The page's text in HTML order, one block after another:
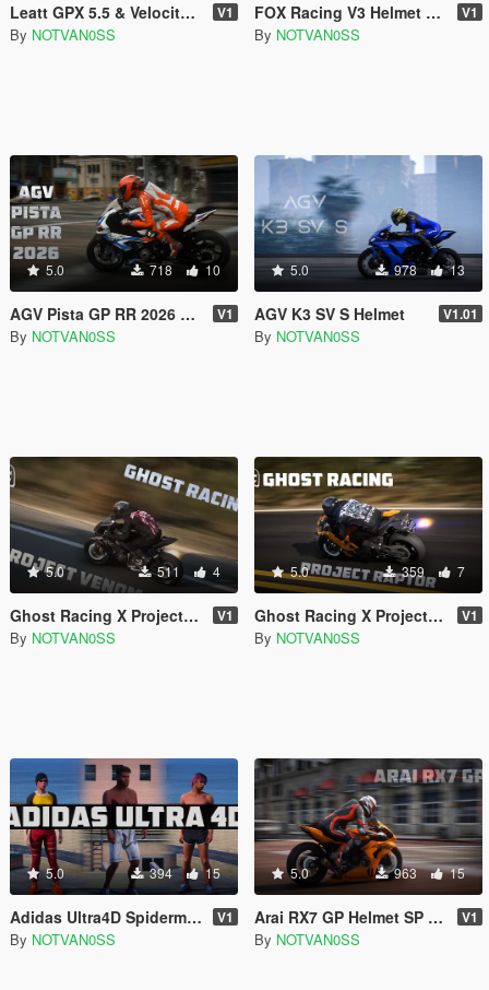
Leatt GPX 5.5 & Velocity 5.5 Helmet MP & SP V1
By NOTVAN0SS
FOX Racing V3 Helmet & 100% RC Goggles for MP & SP V1
By NOTVAN0SS
5.0 718 10
AGV Pista GP RR 2026 Helmet for MP & SP V1
By NOTVAN0SS
5.0 978 13
AGV K3 SV S Helmet V1.01
By NOTVAN0SS
5.0 511 4
Ghost Racing X Project Venom Riding Set V1
By NOTVAN0SS
5.0 359 7
Ghost Racing X Project Raptor Hoodie Pack V1
By NOTVAN0SS
5.0 394 15
Adidas Ultra4D Spiderman Edition V1
By NOTVAN0SS
5.0 963 15
Arai RX7 GP Helmet SP & MP V1
By NOTVAN0SS